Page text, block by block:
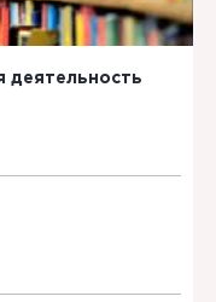
деятельность